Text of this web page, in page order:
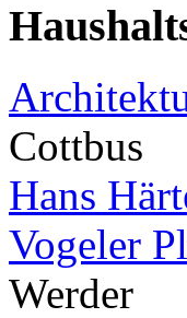
Cottbus
Hans
Vogeler
Werder